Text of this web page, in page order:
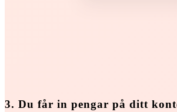
3. Du får in pengar på ditt